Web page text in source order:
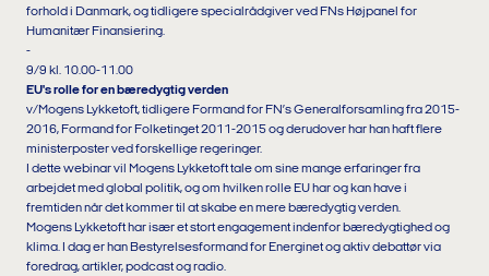
forhold i Danmark, og tidligere specialrådgiver ved FNs Højpanel for
Humanitær Finansiering.
-
9/9 kl. 10.00-11.00
EU's rolle for en bæredygtig verden
v/Mogens Lykketoft, tidligere Formand for FN’s Generalforsamling fra 2015-
2016, Formand for Folketinget 2011-2015 og derudover har han haft flere
ministerposter ved forskellige regeringer.
I dette webinar vil Mogens Lykketoft tale om sine mange erfaringer fra
arbejdet med global politik, og om hvilken rolle EU har og kan have i
fremtiden når det kommer til at skabe en mere bæredygtig verden.
Mogens Lykketoft har især et stort engagement indenfor bæredygtighed og
klima. I dag er han Bestyrelsesformand for Energinet og aktiv debattør via
foredrag, artikler, podcast og radio.